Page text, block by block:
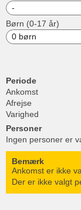
Børn (0-17 år)
Periode
Ankomst
Afrejse
Varighed
Personer
Ingen personer er
Bemærk
Ankomst er ikke
Der er ikke valgt